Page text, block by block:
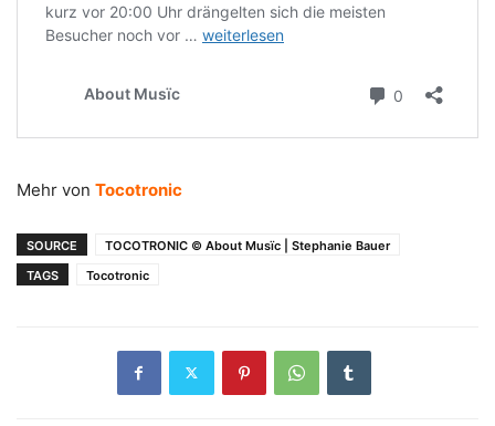
Mehr von Tocotronic
SOURCE
TOCOTRONIC © About Musïc | Stephanie Bauer
TAGS
Tocotronic